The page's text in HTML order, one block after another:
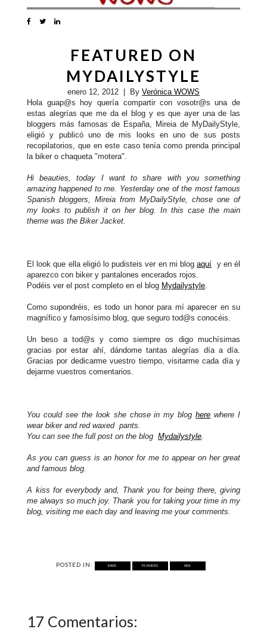
FEATURED ON
MYDAILYSTYLE
enero 12, 2012 | By Verónica WOWS
Hola guap@s hoy quería compartir con vosotr@s una de
estas alegrías que me da el blog y es que ayer una de las
bloggers más famosas de España, Mireia de MyDailyStyle,
eligió y publicó uno de mis looks en uno de sus posts
recopilatorios, que en este caso tenía como prenda principal
la biker o chaqueta "motera".
Hi beauties, today I want to share with you something
amazing happened to me. Yesterday one of the most famous
Spanish bloggers, Mireia from MyDailyStyle, chose one of
my looks to publish it on her blog. In this case the main
theme was the Biker Jacket.
El look que ella eligió lo pudisteis ver en mi blogaquí y en él
aparezco con biker y pantalones encerados rojos.
Podéis ver el post completo en el blog Mydailystyle
Como supondréis, es todo un honor para mí aparecer en su
magnífico y famosísimo blog, que seguro tod@s conocéis.
Un beso a tod@s y como siempre os digo muchísimas
gracias por estar ahí, dándome tantas alegrías día a día.
Gracias por dedicarme vuestro tiempo, visitarme cada día y
dejarme vuestros comentarios.
You could see the look she chose in my bloghere where I
wear bikerand red waxed pants
You can see the full post on the blog Mydailystyle
As you can guess is an honor for me to appear on her great
and famous blog.
A kiss for everybodyand, Thank you for being there, giving
mealwaysso much joy. Thank you for taking your time in my
blog, visiting me each day and leaving me your comments.
POSTED IN: BIKER FEATURED MDS
17 Comentarios: